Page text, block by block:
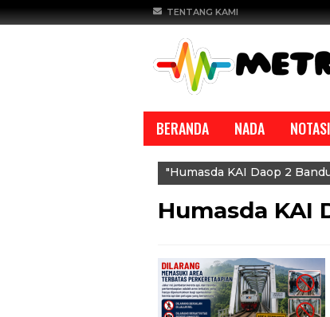
TENTANG KAMI
BERANDA NADA NOTASI
"Humasda KAI Daop 2
Humasda KAI
REPORTASE